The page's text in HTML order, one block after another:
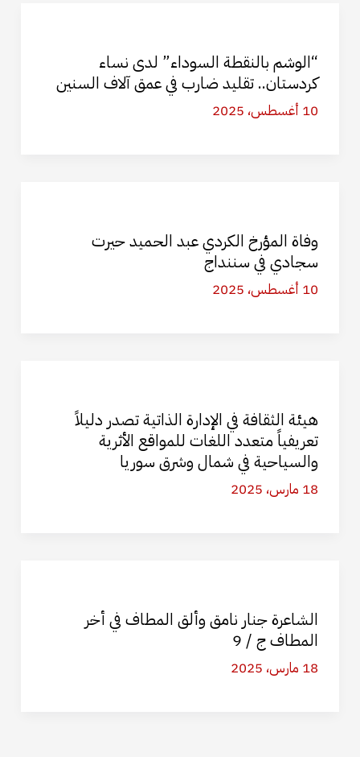
“الوشم بالنقطة السوداء” لدى نساء
كردستان.. تقليد ضارب في عمق آلاف السنين
10 أغسطس، 2025
وفاة المؤرخ الكردي عبد الحميد حيرت
سجادي في سننداج
10 أغسطس، 2025
هيئة الثقافة في الإدارة الذاتية تصدر دليلاً
تعريفياً متعدد اللغات للمواقع الأثرية
والسياحية في شمال وشرق سوريا
18 مارس، 2025
الشاعرة جنار نامق وألق المطاف في أخر
المطاف ج / 9
18 مارس، 2025